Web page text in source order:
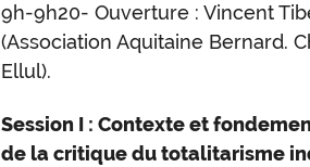
9h-9h20- Ouverture : Vincent
(Association Aquitaine Bernard.
Ellul).
Session I : Contexte et
de la critique du totalitarisme